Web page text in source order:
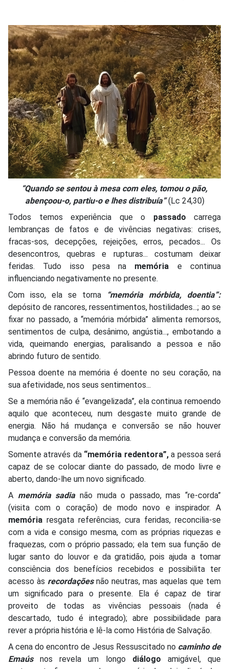
“Quando se sentou à mesa com eles, tomou o pão,
abençoou-o, partiu-o e lhes distribuía”(Lc 24,30)
Todos temos experiência que o passado carrega
lembranças de fatos e de vivências negativas: crises,
fracas-sos, decepções, rejeições, erros, pecados... Os
desencontros, quebras e rupturas... costumam deixar
feridas. Tudo isso pesa na memória e continua
influenciando negativamente no presente.
Com isso, ela se torna
“memória mórbida, doentia”:
depósito de rancores, ressentimentos, hostilidades...; ao se
fixar no passado, a “memória mórbida” alimenta remorsos,
sentimentos de culpa, desânimo, angústia..., embotando a
vida, queimando energias, paralisando a pessoa e não
abrindo futuro de sentido.
Pessoa doente na memória é doente no seu coração, na
sua afetividade, nos seus sentimentos...
Se a memória não é “evangelizada”, ela continua remoendo
aquilo que aconteceu, num desgaste muito grande de
energia. Não há mudança e conversão se não houver
mudança e conversão da memória.
Somente através da “memória redentora”,a pessoa será
capaz de se colocar diante do passado, de modo livre e
aberto, dando-lhe um novo significado.
A memória sadianão muda o passado, mas “re-corda”
(visita com o coração) de modo novo e inspirador. A
memória resgata referências, cura feridas, reconcilia-se
com a vida e consigo mesma, com as próprias riquezas e
fraquezas, com o próprio passado; ela tem sua função de
lugar santo do louvor e da gratidão, pois ajuda a tomar
consciência dos benefícios recebidos e possibilita ter
acesso às recordaçõesnão neutras, mas aquelas que tem
um significado para o presente. Ela é capaz de tirar
proveito de todas as vivências pessoais (nada é
descartado, tudo é integrado); abre possibilidade para
rever a própria história e lê-la como História de Salvação.
A cena do encontro de Jesus Ressuscitado no caminho de
Emaúsnos revela um longo diálogo amigável, que